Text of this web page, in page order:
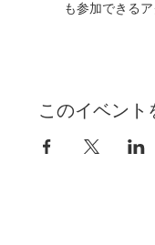
も参加できる
このイベント